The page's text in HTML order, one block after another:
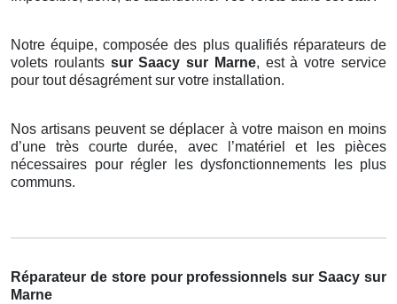
Notre équipe, composée des plus qualifiés réparateurs de
volets roulants sur Saacy sur Marne, est à votre service
pour tout désagrément sur votre installation.
Nos artisans peuvent se déplacer à votre maison en moins
d’une très courte durée, avec l’matériel et les pièces
nécessaires pour régler les dysfonctionnements les plus
communs.
Réparateur de store pour professionnels sur Saacy sur
Marne